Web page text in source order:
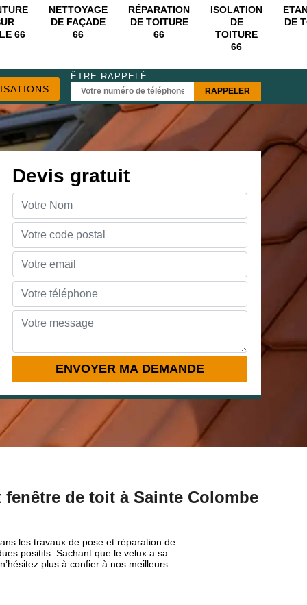
66
NETTOYAGE
DE FAÇADE
66
RÉPARATION
DE TOITURE
66
ISOLATION
DE
TOITURE
66
DE
ÊTRE RAPPELÉ
Devis gratuit
de toit à Sainte Colombe
les travaux de pose et réparation de
positifs. Sachant que le velux a sa
plus à confier à nos meilleurs